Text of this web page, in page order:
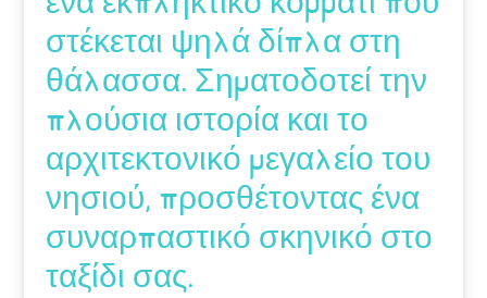
στέκεται ψηλά δίπλα στη
θάλασσα. Σηματοδοτεί την
πλούσια ιστορία και το
αρχιτεκτονικό μεγαλείο του
νησιού, προσθέτοντας ένα
συναρπαστικό σκηνικό στο
ταξίδι σας.